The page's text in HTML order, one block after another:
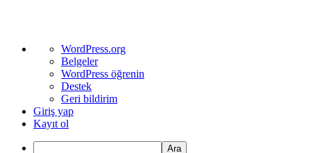
WordPress
hakkında
WordPress.org
Belgeler
WordPress öğrenin
Destek
Geri bildirim
Giriş yap
Kayıt ol
Ara